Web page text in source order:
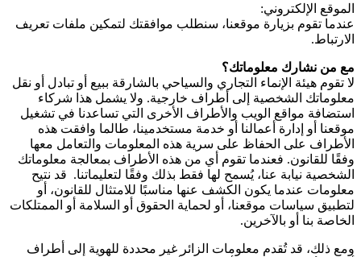
الموقع الإلكتروني:
عندما تقوم بزيارة موقعنا، سنطلب موافقتك لتمكين ملفات تعريف
الارتباط.
مع من نشارك معلوماتك؟
لا تقوم هيئة الإنماء التجاري والسياحي بالشارقة ببيع أو تبادل أو نقل
معلوماتك الشخصية إلى أطراف خارجية. ولا يشمل هذا شركاء
استضافة مواقع الويب والأطراف الأخرى التي تساعدنا في تشغيل
موقعنا أو إدارة أعمالنا أو خدمة مستخدمينا، طالما وافقت هذه
الأطراف على الحفاظ على سرية هذه المعلومات والتعامل معها
وفقًا للقانون. فعندما تقوم أي من هذه الأطراف بمعالجة معلوماتك
الشخصية نيابة عنا، يُسمح لها فقط بذلك وفقًا لتعليماتنا. قد نتيح
معلومات عندما يكون الكشف عنها مناسبًا للامتثال للقانون، أو
لتطبيق سياسات موقعنا، أو لحماية الحقوق أو السلامة أو الممتلكات
الخاصة بنا أو بالآخرين.
ومع ذلك، قد تُقدم معلومات الزائر غير محددة للهوية إلى أطراف